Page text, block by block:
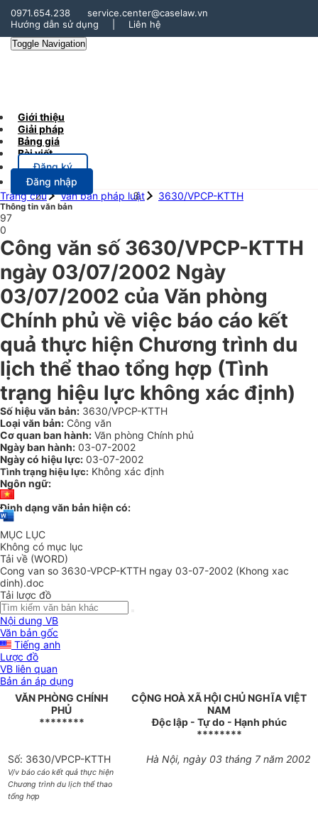
0971.654.238
service.center@caselaw.vn
Hướng dẫn sử dụng
Liên hệ
Toggle Navigation
Giới thiệu
Giải pháp
Bảng giá
Bài viết
Đăng ký
Đăng nhập
Trang chủ
Văn bản pháp luật 3630/VPCP-KTTH
Thông tin văn bản
97
0
Công văn số 3630/VPCP-KTTH
ngày 03/07/2002 Ngày
03/07/2002 của Văn phòng
Chính phủ về việc báo cáo kết
quả thực hiện Chương trình du
lịch thể thao tổng hợp (Tình
trạng hiệu lực không xác định)
Số hiệu văn bản: 3630/VPCP-KTTH
Loại văn bản: Công văn
Cơ quan ban hành: Văn phòng Chính phủ
Ngày ban hành: 03-07-2002
Ngày có hiệu lực: 03-07-2002
Tình trạng hiệu lực: Không xác định
Ngôn ngữ:
Định dạng văn bản hiện có:
MỤC LỤC
Không có mục lục
Tải về (WORD)
Cong van so 3630-VPCP-KTTH ngay 03-07-2002 (Khong xac
dinh).doc
Tải lược đồ
Nội dung VB
Văn bản gốc
Tiếng anh
Lược đồ
VB liên quan
Bản án áp dụng
VĂN PHÒNG CHÍNH
PHỦ
********
CỘNG HOÀ XÃ HỘI CHỦ NGHĨA VIỆT
NAM
Độc lập - Tự do - Hạnh phúc
********
Số: 3630/VPCP-KTTH
V/v báo cáo kết quả thực hiện
Chương trình du lịch thể thao
tổng hợp
Hà Nội, ngày 03 tháng 7 năm 2002